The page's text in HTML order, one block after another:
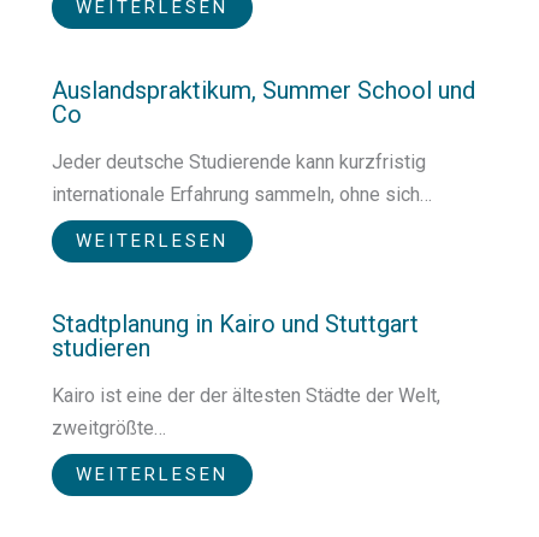
WEITERLESEN
Auslandspraktikum, Summer School und
Co
Jeder deutsche Studierende kann kurzfristig
internationale Erfahrung sammeln, ohne sich…
WEITERLESEN
Stadtplanung in Kairo und Stuttgart
studieren
Kairo ist eine der der ältesten Städte der Welt,
zweitgrößte…
WEITERLESEN